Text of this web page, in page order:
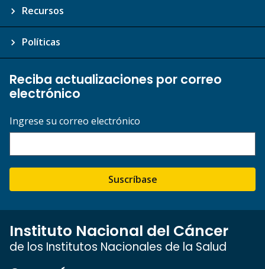
Recursos
Políticas
Reciba actualizaciones por correo
electrónico
Ingrese su correo electrónico
Suscríbase
Instituto Nacional del Cáncer
de los Institutos Nacionales de la Salud